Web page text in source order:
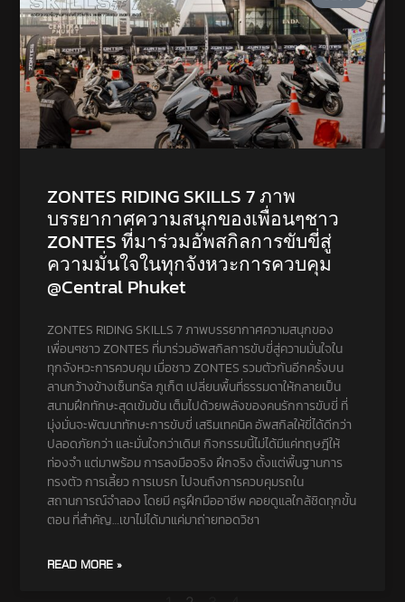
ZONTES RIDING SKILLS 7 ภาพ
บรรยากาศความสนุกของเพื่อนๆชาว
ZONTES ที่มาร่วมอัพสกิลการขับขี่สู่
ความมั่นใจในทุกจังหวะการควบคุม
@Central Phuket
ZONTES RIDING SKILLS 7 ภาพบรรยากาศความสนุกของ
เพื่อนๆชาว ZONTES ที่มาร่วมอัพสกิลการขับขี่สู่ความมั่นใจใน
ทุกจังหวะการควบคุม เมื่อชาว ZONTES รวมตัวกันอีกครั้งบน
ลานกว้างข้างเซ็นทรัล ภูเก็ต เปลี่ยนพื้นที่ธรรมดาให้กลายเป็น
สนามฝึกทักษะสุดเข้มข้น เต็มไปด้วยพลังของคนรักการขับขี่ ที่
มุ่งมั่นจะพัฒนาทักษะการขับขี่ เสริมเทคนิค อัพสกิลให้ขี่ได้ดีกว่า
ปลอดภัยกว่า และมั่นใจกว่าเดิม! กิจกรรมนี้ไม่ได้มีแค่ทฤษฎีให้
ท่องจำ แต่มาพร้อม การลงมือจริง ฝึกจริง ตั้งแต่พื้นฐานการ
ทรงตัว การเลี้ยว การเบรก ไปจนถึงการควบคุมรถใน
สถานการณ์จำลอง โดยมี ครูฝึกมืออาชีพ คอยดูแลใกล้ชิดทุกขั้น
ตอน ที่สำคัญ…เขาไม่ได้มาแค่มาถ่ายทอดวิชา
READ MORE »